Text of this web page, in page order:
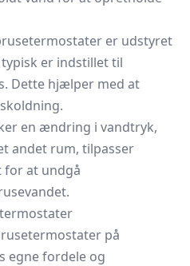
er udstyret
er indstillet til
Dette hjælper med at
en ændring i vandtryk,
andet rum, tilpasser
at undgå
på
egne fordele og